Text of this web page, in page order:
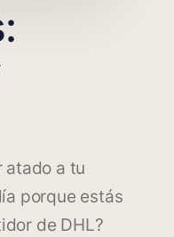
atado a tu
porque estás
de DHL?